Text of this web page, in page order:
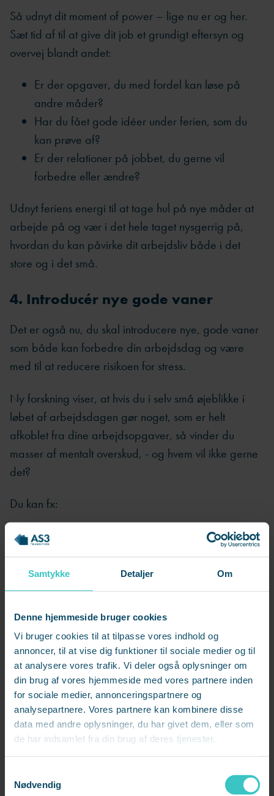
Samtykke Detaljer Om
Denne hjemmeside bruger cookies
Vi bruger cookies til at tilpasse vores indhold og
annoncer, til at vise dig funktioner til sociale medier og til
at analysere vores trafik. Vi deler også oplysninger om
din brug af vores hjemmeside med vores partnere inden
for sociale medier, annonceringspartnere og
analysepartnere. Vores partnere kan kombinere disse
data med andre oplysninger, du har givet dem, eller som
de har indsamlet fra din brug af deres tjenester.
Nødvendig
Så udnyt dit moment of power – lige nu er og her.
Sæt tid af til at give dit job et grundigt eftersyn og
overvej blandt andet:
Er der opgaver, du med fordel kan løse på
andre måder?
Har du fået gode idéer under ferien, som du
kan prøve af?
Er der relationer på jobbet, du gerne vil
forbedre eller ændre?
Udnyt feriens energi til at tage hul på nye måder at
arbejde på og vær i det hele taget nysgerrig på,
hvordan du kan påvirke dit arbejdsliv både i det
store og i det små.
4. Introducér nye gode vaner
Det er også nu, du skal introducere nye, gode vaner
som både kan forbedre din arbejdsdag og være
med til at reducere risikoen for stress.
Ny forskning viser, at hvis du i selv små øjeblikke i
løbet af arbejdsdagen gør noget, som er helt
afkoblet fra dine arbejdsopgaver, så vinder du
masser af mentalt overskud, - og hvem vil ikke gerne
det?
Du kan fx:
Indføre korte ”power breaks” i din kalender
hver eller hver anden time, hvor du laver en kort
mindfulnessøvelse eller går en tur rundt om
bygningen.
rutine, fx når du henter en kop kaffe.
Skemalægge en tilbagevendende walk-and-
talk aftale med en god kollega.
Vær tålmodig, for det kan tage tid at indarbejde nye
vaner. Nøglen til at få en ny adfærd gjort til en vane
er lethed og gentagelse. Med andre ord: Den nye